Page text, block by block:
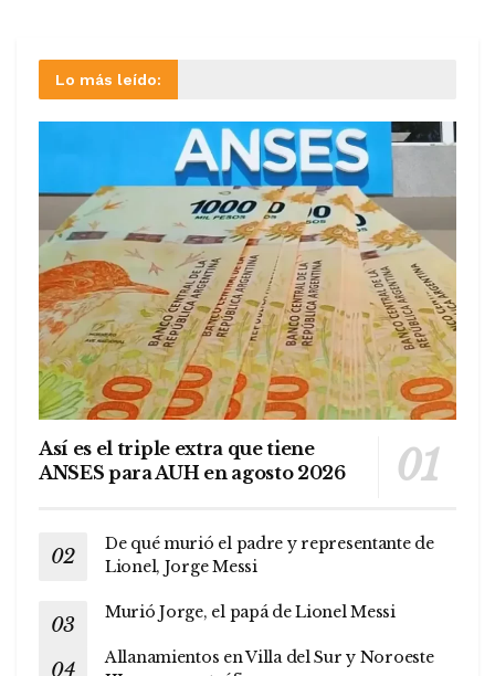
Lo más leído:
Así es el triple extra que tiene
ANSES para AUH en agosto 2026
De qué murió el padre y representante de
Lionel, Jorge Messi
Murió Jorge, el papá de Lionel Messi
Allanamientos en Villa del Sur y Noroeste